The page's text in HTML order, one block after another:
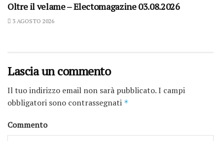
Oltre il velame – Electomagazine 03.08.2026
3 AGOSTO 2026
Lascia un commento
Il tuo indirizzo email non sarà pubblicato.I campi
obbligatori sono contrassegnati *
Commento